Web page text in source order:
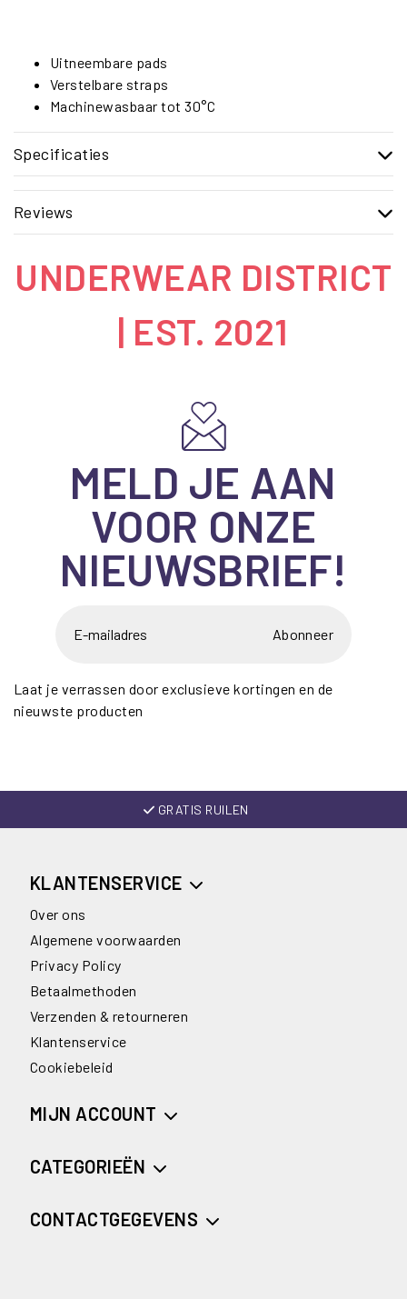
Uitneembare pads
Verstelbare straps
Machinewasbaar tot 30°C
Specificaties
Reviews
UNDERWEAR DISTRICT
| EST. 2021
MELD JE AAN
VOOR ONZE
NIEUWSBRIEF!
Abonneer
Laat je verrassen door exclusieve kortingen en de
nieuwste producten
GRATIS RUILEN
KLANTENSERVICE
Over ons
Algemene voorwaarden
Privacy Policy
Betaalmethoden
Verzenden & retourneren
Klantenservice
Cookiebeleid
MIJN ACCOUNT
CATEGORIEËN
CONTACTGEGEVENS